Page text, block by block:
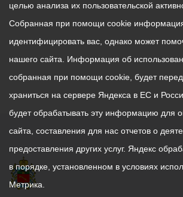
целью анализа их пользовательской
Собранная при помощи cookie
идентифицировать вас, однако может
нашего сайта. Информация об
собранная при помощи cookie, будет
храниться на сервере Яндекса в ЕС и
будет обрабатывать эту информацию для
сайта, составления для нас отчетов о
предоставления других услуг. Яндекс
в порядке, установленном в условиях
Метрика.